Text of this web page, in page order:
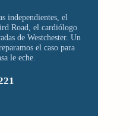
independientes, el
Road, el cardiólogo
de Westchester. Un
el caso para
le eche.